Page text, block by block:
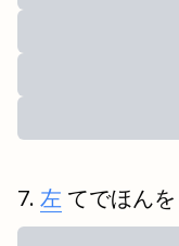
左 てでほんを